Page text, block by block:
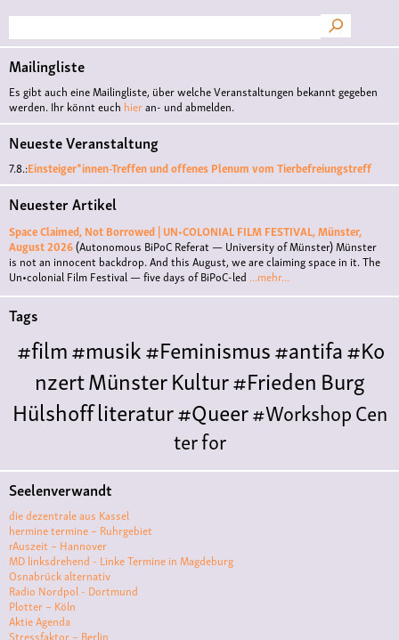
Suche
Mailingliste
Es gibt auch eine Mailingliste, über welche Veranstaltungen bekannt gegeben
werden. Ihr könnt euch hieran- und abmelden.
Neueste Veranstaltung
7.8.:Einsteiger*innen-Treffen und offenes Plenum vom Tierbefreiungstreff
Neuester Artikel
Space Claimed, Not Borrowed | UN•COLONIAL FILM FESTIVAL, Münster,
August 2026(Autonomous BiPoC Referat — University of Münster)Münster
is not an innocent backdrop. And this August, we are claiming space in it. The
Un•colonial Film Festival — five days of BiPoC-led ...mehr...
Tags
#film#musik#Feminismus#antifa#Ko
nzertMünsterKultur#FriedenBurg
Hülshoffliteratur#Queer#WorkshopCen
ter for
LiteraturePolyamoriePolytreff#liveKonzert
Polyamorietreff
MonogamieCNM
ismuskunstantisemitismus
VKqueer
Seelenverwandt
die dezentrale aus Kassel
hermine termine – Ruhrgebiet
rAuszeit – Hannover
MD linksdrehend - Linke Termine in Magdeburg
Osnabrück alternativ
Radio Nordpol - Dortmund
Plotter – Köln
Aktie Agenda